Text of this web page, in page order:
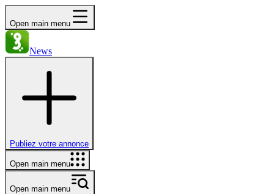
Open main menu
News
Publiez votre annonce
Open main menu
Open main menu